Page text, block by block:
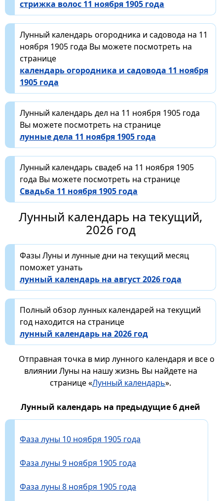
стрижка волос 11 ноября 1905 года
Лунный календарь огородника и садовода на 11
ноября 1905 года Вы можете посмотреть на
странице
календарь огородника и садовода 11 ноября
1905 года
Лунный календарь дел на 11 ноября 1905 года
Вы можете посмотреть на странице
лунные дела 11 ноября 1905 года
Лунный календарь свадеб на 11 ноября 1905
года Вы можете посмотреть на странице
Свадьба 11 ноября 1905 года
Лунный календарь на текущий,
2026 год
Фазы Луны и лунные дни на текущий месяц
поможет узнать
лунный календарь на август 2026 года
Полный обзор лунных календарей на текущий
год находится на странице
лунный календарь на 2026 год
Отправная точка в мир лунного календаря и все о
влиянии Луны на нашу жизнь Вы найдете на
странице «Лунный календарь».
Лунный календарь на предыдущие 6 дней
Фаза луны 10 ноября 1905 года
Фаза луны 9 ноября 1905 года
Фаза луны 8 ноября 1905 года